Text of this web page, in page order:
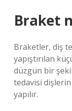
Braket
Braketler, diş
yapıştırılan
düzgün bir
tedavisi
yapılır.